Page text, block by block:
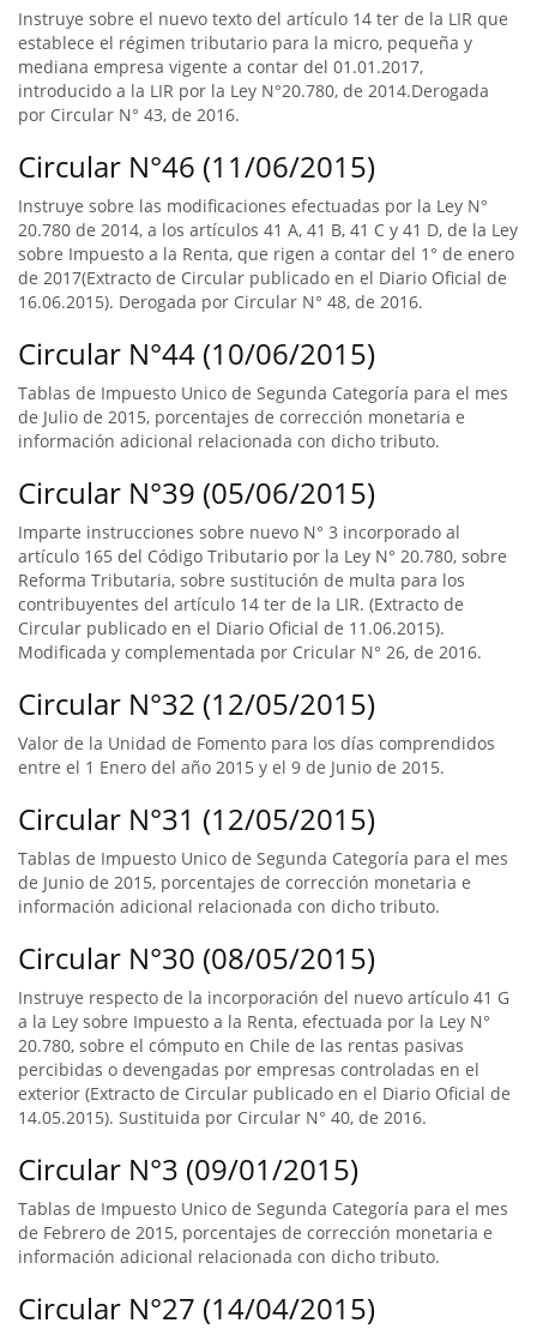
Instruye sobre el nuevo texto del artículo 14 ter de la LIR que
establece el régimen tributario para la micro, pequeña y
mediana empresa vigente a contar del 01.01.2017,
introducido a la LIR por la Ley N°20.780, de 2014.Derogada
por Circular N° 43, de 2016.
Circular N°46 (11/06/2015)
Instruye sobre las modificaciones efectuadas por la Ley N°
20.780 de 2014, a los artículos 41 A, 41 B, 41 C y 41 D, de la Ley
sobre Impuesto a la Renta, que rigen a contar del 1° de enero
de 2017(Extracto de Circular publicado en el Diario Oficial de
16.06.2015). Derogada por Circular N° 48, de 2016.
Circular N°44 (10/06/2015)
Tablas de Impuesto Unico de Segunda Categoría para el mes
de Julio de 2015, porcentajes de corrección monetaria e
información adicional relacionada con dicho tributo.
Circular N°39 (05/06/2015)
Imparte instrucciones sobre nuevo N° 3 incorporado al
artículo 165 del Código Tributario por la Ley N° 20.780, sobre
Reforma Tributaria, sobre sustitución de multa para los
contribuyentes del artículo 14 ter de la LIR. (Extracto de
Circular publicado en el Diario Oficial de 11.06.2015).
Modificada y complementada por Cricular N° 26, de 2016.
Circular N°32 (12/05/2015)
Valor de la Unidad de Fomento para los días comprendidos
entre el 1 Enero del año 2015 y el 9 de Junio de 2015.
Circular N°31 (12/05/2015)
Tablas de Impuesto Unico de Segunda Categoría para el mes
de Junio de 2015, porcentajes de corrección monetaria e
información adicional relacionada con dicho tributo.
Circular N°30 (08/05/2015)
Instruye respecto de la incorporación del nuevo artículo 41 G
a la Ley sobre Impuesto a la Renta, efectuada por la Ley N°
20.780, sobre el cómputo en Chile de las rentas pasivas
percibidas o devengadas por empresas controladas en el
exterior (Extracto de Circular publicado en el Diario Oficial de
14.05.2015). Sustituida por Circular N° 40, de 2016.
Circular N°3 (09/01/2015)
Tablas de Impuesto Unico de Segunda Categoría para el mes
de Febrero de 2015, porcentajes de corrección monetaria e
información adicional relacionada con dicho tributo.
Circular N°27 (14/04/2015)